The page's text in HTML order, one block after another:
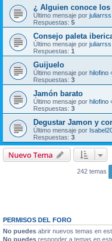
¿ Alguien conoce
Último mensaje por juliarrss
Respuestas: 5
Consejo paleta
Último mensaje por juliarrss
Respuestas: 1
Guijuelo
Último mensaje por hilofino
Respuestas: 3
Jamón barato
Último mensaje por hilofino
Respuestas: 3
Degustar Jamon y
Último mensaje por
Respuestas: 3
Nuevo Tema
242 temas
PERMISOS DEL FORO
No puedes abrir nuevos temas en
No puedes responder a temas en